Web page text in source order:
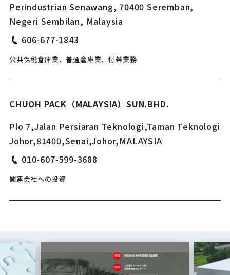
Perindustrian Senawang, 70400 Seremban,
Negeri Sembilan, Malaysia
606-677-1843
公共保税倉庫業、普通倉庫業、付帯業務
CHUOH PACK（MALAYSIA）SUN.BHD.
Plo 7,Jalan Persiaran Teknologi,Taman Teknologi
Johor,81400,Senai,Johor,MALAYSIA
010-607-599-3688
関連会社への投資